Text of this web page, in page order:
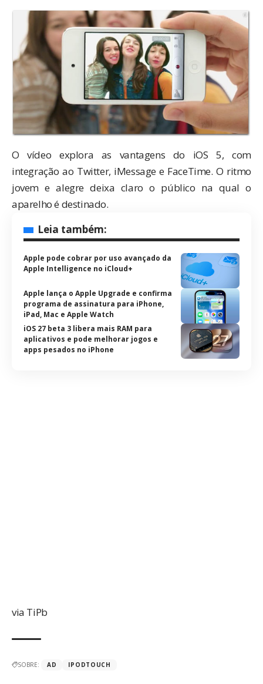
O vídeo explora as vantagens do iOS 5, com
integração ao Twitter, iMessage e FaceTime. O ritmo
jovem e alegre deixa claro o público na qual o
aparelho é destinado.
Leia também:
Apple pode cobrar por uso avançado da
Apple Intelligence no iCloud+
Apple lança o Apple Upgrade e confirma
programa de assinatura para iPhone,
iPad, Mac e Apple Watch
iOS 27 beta 3 libera mais RAM para
aplicativos e pode melhorar jogos e
apps pesados no iPhone
via TiPb
SOBRE: AD IPODTOUCH